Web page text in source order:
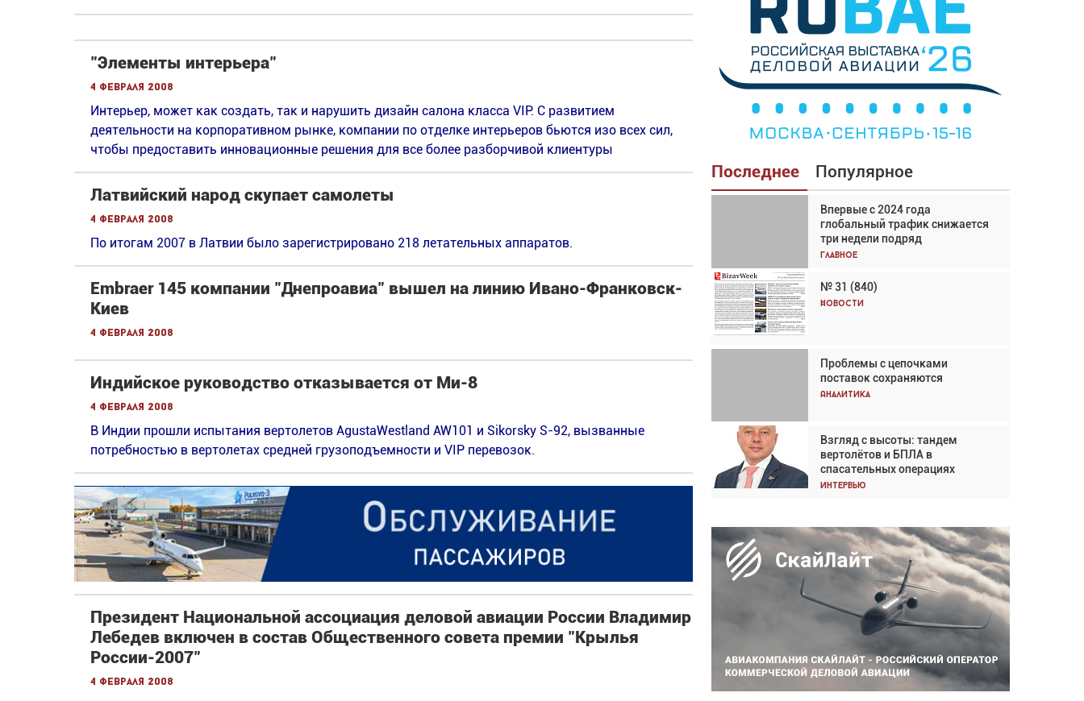
"Элементы интерьера"
4 февраля 2008
Интерьер, может как создать, так и нарушить дизайн салона класса VIP. С развитием
деятельности на корпоративном рынке, компании по отделке интерьеров бьются изо всех сил,
чтобы предоставить инновационные решения для все более разборчивой клиентуры
Латвийский народ скупает самолеты
4 февраля 2008
По итогам 2007 в Латвии было зарегистрировано 218 летательных аппаратов.
Embraer 145 компании "Днепроавиа" вышел на линию Ивано-Франковск-
Киев
4 февраля 2008
Индийское руководство отказывается от Ми-8
4 февраля 2008
В Индии прошли испытания вертолетов AgustaWestland AW101 и Sikorsky S-92, вызванные
потребностью в вертолетах средней грузоподъемности и VIP перевозок.
Президент Национальной ассоциация деловой авиации России Владимир
Лебедев включен в состав Общественного совета премии "Крылья
России-2007"
4 февраля 2008
Последнее Популярное
Впервые с 2024 года
глобальный трафик снижается
три недели подряд
Главное
№ 31 (840)
Новости
Проблемы с цепочками
поставок сохраняются
Аналитика
Взгляд с высоты: тандем
вертолётов и БПЛА в
спасательных операциях
Интервью
Взгляд с высоты: тандем
вертолётов и БПЛА в
спасательных операциях
Главное
Авиационный фотограф Дэйв
Кох: «Фотография говорит сама
Впервые с 2024 года
глобальный трафик снижается
три недели подряд
Частный самолёт – это актив.
Подходите к покупке
соответствующим образом
Интервью